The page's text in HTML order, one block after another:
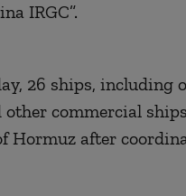
IRGC”.
26 ships, including
commercial
Hormuz after